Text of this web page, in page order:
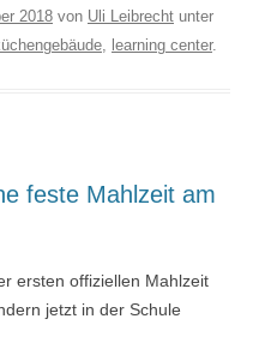
2018 von Uli Leibrecht unter
, learning center.
feste Mahlzeit am
ersten offiziellen Mahlzeit
jetzt in der Schule